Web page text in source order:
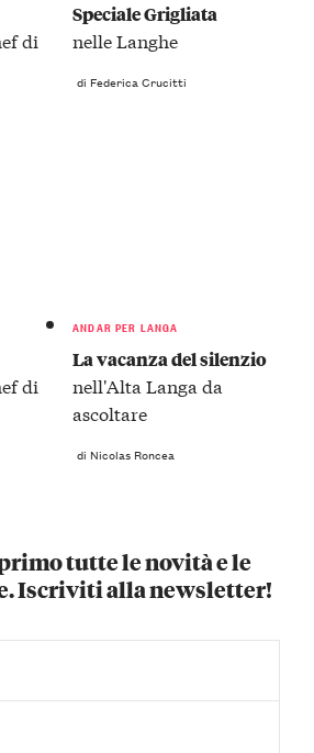
di
Speciale Grigliata
nelle Langhe
di Federica Crucitti
di
ANDAR PER LANGA
La vacanza del silenzio
nell'Alta Langa da
ascoltare
di Nicolas Roncea
tutte le novità e le
Iscriviti alla newsletter!